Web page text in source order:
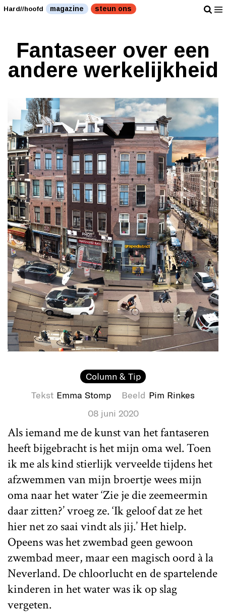
Hard//hoofd magazine steun ons
Fantaseer over een
andere werkelijkheid
Column & Tip
Tekst Emma Stomp Beeld Pim Rinkes
08 juni 2020
Als iemand me de kunst van het fantaseren
heeft bijgebracht is het mijn oma wel. Toen
ik me als kind stierlijk verveelde tijdens het
afzwemmen van mijn broertje wees mijn
oma naar het water ‘Zie je die zeemeermin
daar zitten?’ vroeg ze. ‘Ik geloof dat ze het
hier net zo saai vindt als jij.’ Het hielp.
Opeens was het zwembad geen gewoon
zwembad meer, maar een magisch oord à la
Neverland. De chloorlucht en de spartelende
kinderen in het water was ik op slag
vergeten.